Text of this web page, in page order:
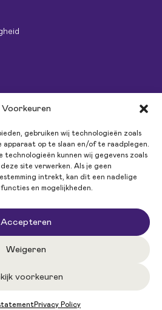
Voorkeuren
gebruiken wij technologieën zoals
apparaat op te slaan en/of te raadplegen.
technologieën kunnen wij gegevens zoals
site verwerken. Als je geen
intrekt, kan dit een nadelige
en mogelijkheden.
Accepteren
Weigeren
voorkeuren
Privacy Policy
Voorwaarden
Website by Upside
Neem contact op via WhatsApp